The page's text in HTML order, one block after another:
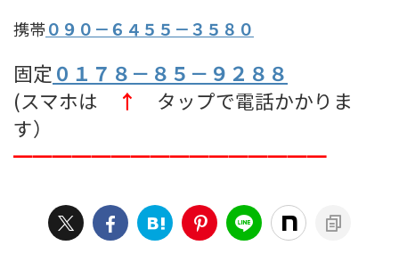
携帯０９０－６４５５－３５８０
固定 ０１７８－８５－９２８８
(スマホは
↑
タップで電話かかりま
す）
━━━━━━━━━━━━━━━━